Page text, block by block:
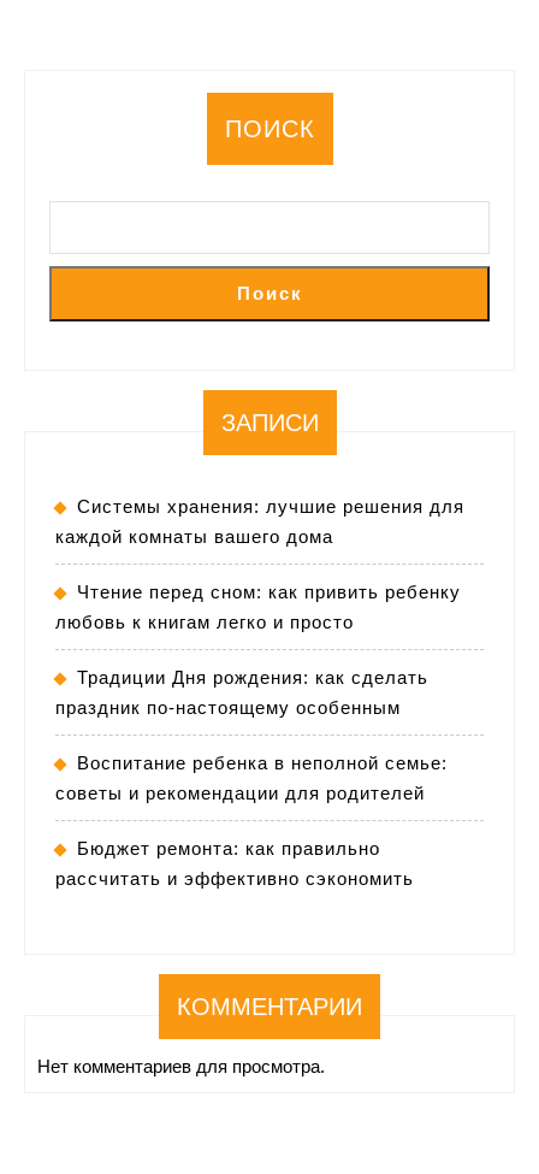
ПОИСК
Поиск
ЗАПИСИ
Системы хранения: лучшие решения для
каждой комнаты вашего дома
Чтение перед сном: как привить ребенку
любовь к книгам легко и просто
Традиции Дня рождения: как сделать
праздник по-настоящему особенным
Воспитание ребенка в неполной семье:
советы и рекомендации для родителей
Бюджет ремонта: как правильно
рассчитать и эффективно сэкономить
КОММЕНТАРИИ
Нет комментариев для просмотра.